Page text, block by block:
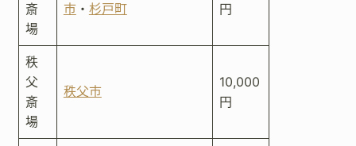
斎
場
市・ 杉戸町
円
秩
父
斎
場
秩父市
10,000
円